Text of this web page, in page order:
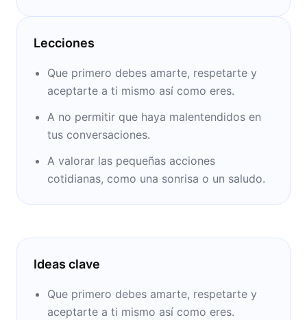
entre los que se destacan “Mejora tus
relaciones personales en 5 pasos” y
Lecciones
Que primero debes amarte, respetarte y
aceptarte a ti mismo así como eres.
A no permitir que haya malentendidos en
tus conversaciones.
A valorar las pequeñas acciones
cotidianas, como una sonrisa o un saludo.
Ideas clave
Que primero debes amarte, respetarte y
aceptarte a ti mismo así como eres.